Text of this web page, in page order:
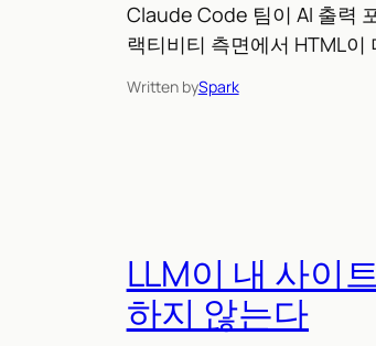
Claude Code 팀이 AI 출력
랙티비티 측면에서 HTML이
Written bySpark
LLM이 내 사이
하지 않는다